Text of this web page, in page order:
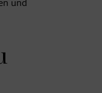
und